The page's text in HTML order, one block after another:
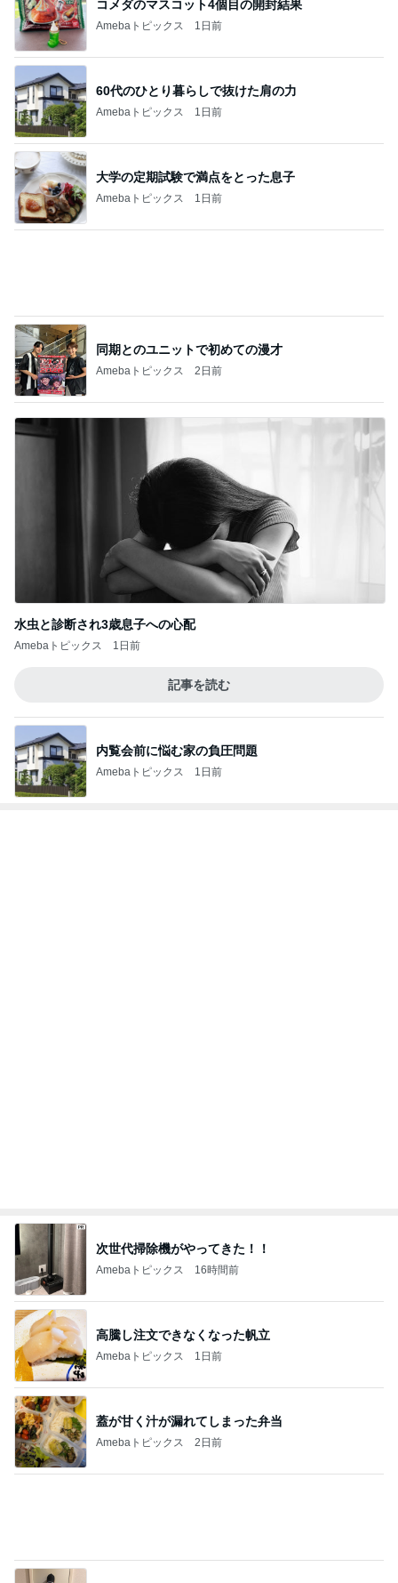
コメダのマスコット4個目の開封結果
Amebaトピックス 1日前
60代のひとり暮らしで抜けた肩の力
Amebaトピックス 1日前
大学の定期試験で満点をとった息子
Amebaトピックス 1日前
同期とのユニットで初めての漫才
Amebaトピックス 2日前
水虫と診断され3歳息子への心配
Amebaトピックス 1日前
記事を読む
内覧会前に悩む家の負圧問題
Amebaトピックス 1日前
次世代掃除機がやってきた！！
Amebaトピックス 16時間前
高騰し注文できなくなった帆立
Amebaトピックス 1日前
蓋が甘く汁が漏れてしまった弁当
Amebaトピックス 2日前